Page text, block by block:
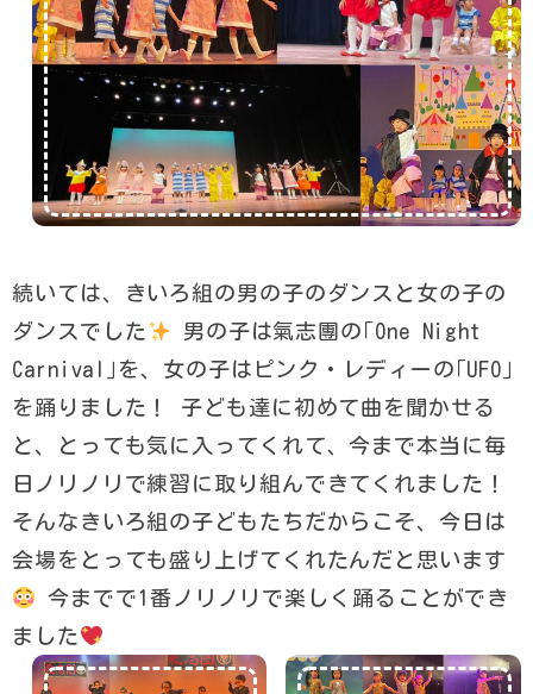
続いては、きいろ組の男の子のダンスと女の子の
ダンスでした
男の子は氣志團の｢One Night
Carnival｣を、女の子はピンク・レディーの｢UFO｣
を踊りました！ 子ども達に初めて曲を聞かせる
と、とっても気に入ってくれて、今まで本当に毎
日ノリノリで練習に取り組んできてくれました！
そんなきいろ組の子どもたちだからこそ、今日は
会場をとっても盛り上げてくれたんだと思います
今までで1番ノリノリで楽しく踊ることができ
ました